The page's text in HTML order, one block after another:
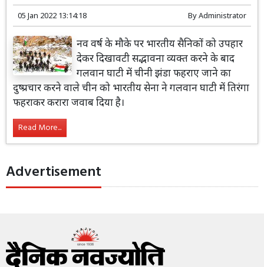
05 Jan 2022 13:14:18 ByAdministrator
नव वर्ष के मौके पर भारतीय सैनिकों को उपहार
देकर दिखावटी सद्भावना व्यक्त करने के बाद
गलवान घाटी में चीनी झंडा फहराए जाने का
दुष्प्रचार करने वाले चीन को भारतीय सेना ने गलवान घाटी में तिरंगा
फहराकर करारा जवाब दिया है।
Read More...
Advertisement